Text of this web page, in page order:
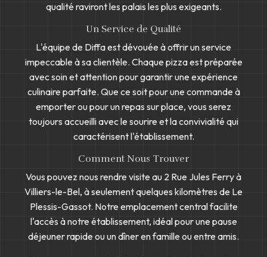
qualité raviront les palais les plus exigeants.
Un Service de Qualité
L'équipe de Diffa est dévouée à offrir un service
impeccable à sa clientèle. Chaque pizza est préparée
avec soin et attention pour garantir une expérience
culinaire parfaite. Que ce soit pour une commande à
emporter ou pour un repas sur place, vous serez
toujours accueilli avec le sourire et la convivialité qui
caractérisent l'établissement.
Comment Nous Trouver
Vous pouvez nous rendre visite au 2 Rue Jules Ferry à
Villiers-le-Bel, à seulement quelques kilomètres de Le
Plessis-Gassot. Notre emplacement central facilite
l'accès à notre établissement, idéal pour une pause
déjeuner rapide ou un dîner en famille ou entre amis.